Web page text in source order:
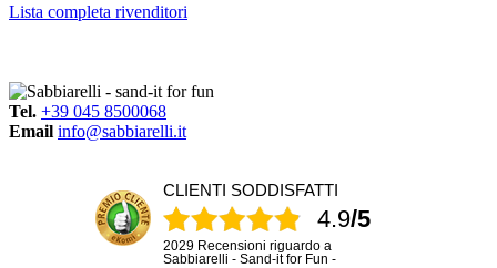
Lista completa rivenditori
Tel. +39 045 8500068
Email info@sabbiarelli.it
CLIENTI SODDISFATTI
4.9/5
2029 Recensioni riguardo a
Sabbiarelli - Sand-it for Fun -